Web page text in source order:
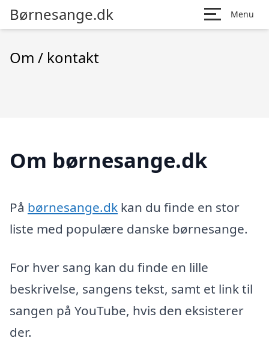
Børnesange.dk Menu
Om / kontakt
Om børnesange.dk
På børnesange.dk kan du finde en stor
liste med populære danske børnesange.
For hver sang kan du finde en lille
beskrivelse, sangens tekst, samt et link til
sangen på YouTube, hvis den eksisterer
der.